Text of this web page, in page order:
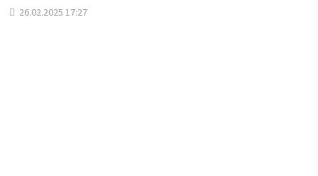
26.02.2025 17:27